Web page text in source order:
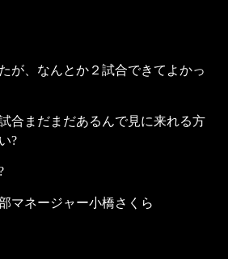
が、なんとか２試合できてよかっ
合まだまだあるんで見に来れる方
?
マネージャー小橋さくら